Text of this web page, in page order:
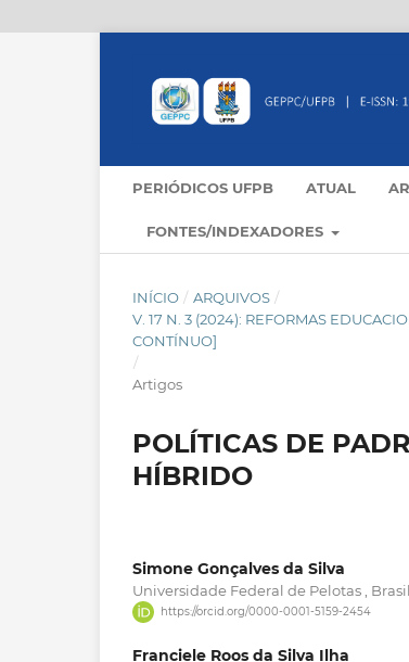
PERIÓDICOS UFPB ATUAL
FONTES/INDEXADORES
INÍCIO / ARQUIVOS /
V. 17 N. 3 (2024): REFORMAS
CONTÍNUO]
/
Artigos
POLÍTICAS DE
HÍBRIDO
Simone Gonçalves da Silva
Universidade Federal de Pelotas , Brasil
https://orcid.org/0000-0001-5159-2454
Franciele Roos da Silva Ilha